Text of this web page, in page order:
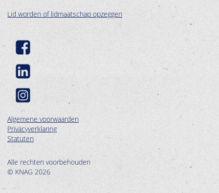
Lid worden of lidmaatschap opzeggen
Algemene voorwaarden
Privacyverklaring
Statuten
Alle rechten voorbehouden
© KNAG 2026